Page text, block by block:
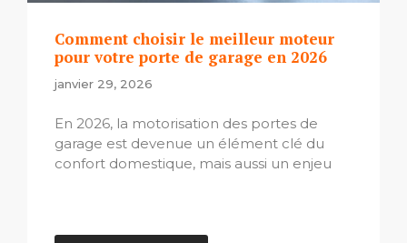
Comment choisir le meilleur moteur
pour votre porte de garage en 2026
janvier 29, 2026
En 2026, la motorisation des portes de
garage est devenue un élément clé du
confort domestique, mais aussi un enjeu